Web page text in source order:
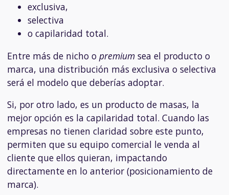
exclusiva,
selectiva
o capilaridad total.
Entre más de nicho o premium sea el producto o
marca, una distribución más exclusiva o selectiva
será el modelo que deberías adoptar.
Si, por otro lado, es un producto de masas, la
mejor opción es la capilaridad total. Cuando las
empresas no tienen claridad sobre este punto,
permiten que su equipo comercial le venda al
cliente que ellos quieran, impactando
directamente en lo anterior (posicionamiento de
marca).